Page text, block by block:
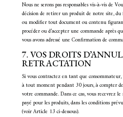
Nous ne serons pas responsables vis-à-vis de
décision de retirer un produit de notre site,
ou modifier tout document ou contenu
procéder ou d’accepter une commande après
vous avons adressé une Confirmation de
7. VOS DROITS
RETRACTATION
Si vous contractez en tant que
à tout moment pendant 30 jours, à compter
votre commande. Dans ce cas, vous recevrez
payé pour les produits, dans les conditions
(voir Article 13 ci-dessous).